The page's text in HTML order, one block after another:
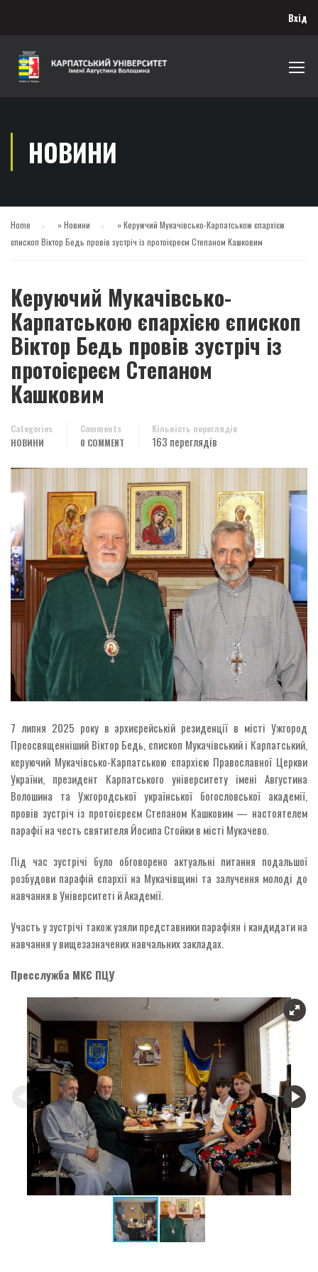
Вхід
НОВИНИ
Home »Новини »Керуючий Мукачівсько-Карпатською єпархією
єпископ Віктор Бедь провів зустріч із протоієреєм Степаном Кашковим
Керуючий Мукачівсько-
Карпатською єпархією єпископ
Віктор Бедь провів зустріч із
протоієреєм Степаном
Кашковим
Categories
НОВИНИ
Comments
0 COMMENT
Кількість переглядів
163 переглядів
7 липня 2025 року в архиєрейській резиденції в місті Ужгород
Преосвященніший Віктор Бедь, єпископ Мукачівський і Карпатський,
керуючий Мукачівсько-Карпатською єпархією Православної Церкви
України, президент Карпатського університету імені Августина
Волошина та Ужгородської української богословської академії,
провів зустріч із протоієреєм Степаном Кашковим — настоятелем
парафії на честь святителя Йосипа Стойки в місті Мукачево.
Під час зустрічі було обговорено актуальні питання подальшої
розбудови парафій єпархії на Мукачівщині та залучення молоді до
навчання в Університеті й Академії.
Участь у зустрічі також узяли представники парафіян і кандидати на
навчання у вищезазначених навчальних закладах.
Пресслужба МКЄ ПЦУ